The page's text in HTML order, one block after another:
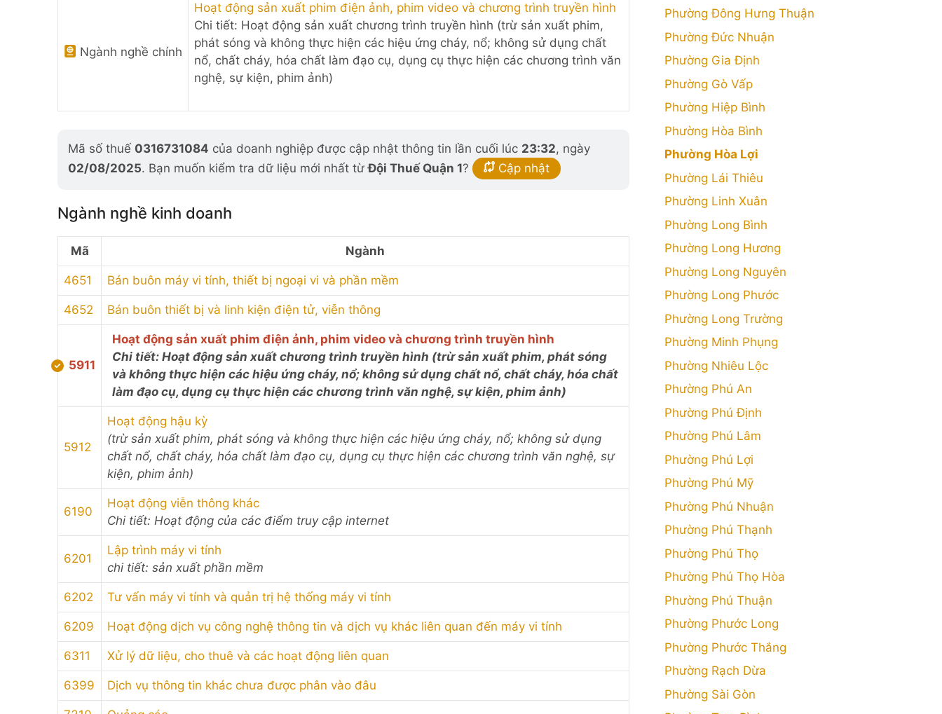
Ngành nghề chính
Hoạt động sản xuất phim điện ảnh, phim video và chương trình truyền hình
Chi tiết: Hoạt động sản xuất chương trình truyền hình (trừ sản xuất phim,
phát sóng và không thực hiện các hiệu ứng cháy, nổ; không sử dụng chất
nổ, chất cháy, hóa chất làm đạo cụ, dụng cụ thực hiện các chương trình văn
nghệ, sự kiện, phim ảnh)
Mã số thuế 0316731084 của doanh nghiệp được cập nhật thông tin lần cuối lúc 23:32, ngày
02/08/2025. Bạn muốn kiểm tra dữ liệu mới nhất từĐội Thuế Quận 1? Cập nhật
Ngành nghề kinh doanh
Mã Ngành
4651 Bán buôn máy vi tính, thiết bị ngoại vi và phần mềm
4652 Bán buôn thiết bị và linh kiện điện tử, viễn thông
5911
Hoạt động sản xuất phim điện ảnh, phim video và chương trình truyền hình
Chi tiết: Hoạt động sản xuất chương trình truyền hình (trừ sản xuất phim, phát sóng
và không thực hiện các hiệu ứng cháy, nổ; không sử dụng chất nổ, chất cháy, hóa chất
làm đạo cụ, dụng cụ thực hiện các chương trình văn nghệ, sự kiện, phim ảnh)
5912
Hoạt động hậu kỳ
(trừ sản xuất phim, phát sóng và không thực hiện các hiệu ứng cháy, nổ; không sử dụng
chất nổ, chất cháy, hóa chất làm đạo cụ, dụng cụ thực hiện các chương trình văn nghệ, sự
kiện, phim ảnh)
6190
Hoạt động viễn thông khác
Chi tiết: Hoạt động của các điểm truy cập internet
6201
Lập trình máy vi tính
chi tiết: sản xuất phần mềm
6202 Tư vấn máy vi tính và quản trị hệ thống máy vi tính
6209 Hoạt động dịch vụ công nghệ thông tin và dịch vụ khác liên quan đến máy vi tính
6311 Xử lý dữ liệu, cho thuê và các hoạt động liên quan
6399 Dịch vụ thông tin khác chưa được phân vào đâu
Phường Đông Hưng Thuận
Phường Đức Nhuận
Phường Gia Định
Phường Gò Vấp
Phường Hiệp Bình
Phường Hòa Bình
Phường Hòa Lợi
Phường Lái Thiêu
Phường Linh Xuân
Phường Long Bình
Phường Long Hương
Phường Long Nguyên
Phường Long Phước
Phường Long Trường
Phường Minh Phụng
Phường Nhiêu Lộc
Phường Phú An
Phường Phú Định
Phường Phú Lâm
Phường Phú Lợi
Phường Phú Mỹ
Phường Phú Nhuận
Phường Phú Thạnh
Phường Phú Thọ
Phường Phú Thọ Hòa
Phường Phú Thuận
Phường Phước Long
Phường Phước Thắng
Phường Rạch Dừa
Phường Sài Gòn